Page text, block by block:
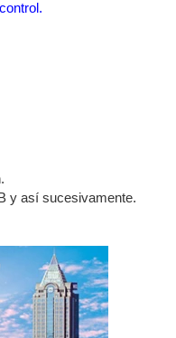
y así sucesivamente.